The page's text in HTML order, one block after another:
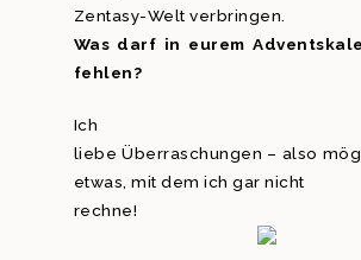
Zentasy-Welt verbringen.
Was darf in eurem
fehlen?
Ich
liebe Überraschungen – also
etwas, mit dem ich gar nicht
rechne!